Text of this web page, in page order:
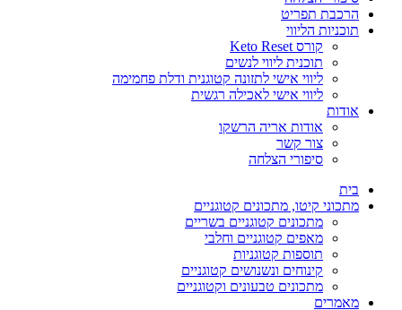
הרכבת תפריט
תוכניות הליווי
קורס Keto Reset
תוכנית ליווי לנשים
ליווי אישי לתזונה קטוגנית ודלת פחמימה
ליווי אישי לאכילה רגשית
אודות
אודות אריה הרשקו
צור קשר
סיפורי הצלחה
בית
מתכוני קיטו, מתכונים קטוגניים
מתכונים קטוגניים בשריים
מאפים קטוגניים וחלבי
תוספות קטוגניות
קינוחים ונשנושים קטוגניים
מתכונים טבעונים וקטוגניים
מאמרים